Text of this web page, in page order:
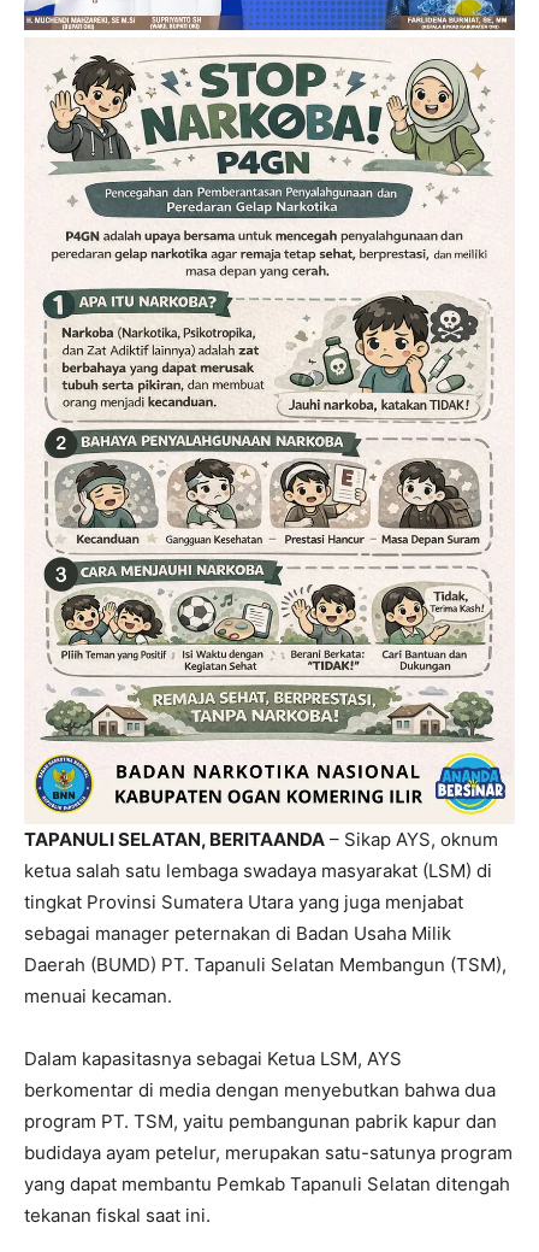
TAPANULI SELATAN, BERITAANDA – Sikap AYS, oknum
ketua salah satu lembaga swadaya masyarakat (LSM) di
tingkat Provinsi Sumatera Utara yang juga menjabat
sebagai manager peternakan di Badan Usaha Milik
Daerah (BUMD) PT. Tapanuli Selatan Membangun (TSM),
menuai kecaman.
Dalam kapasitasnya sebagai Ketua LSM, AYS
berkomentar di media dengan menyebutkan bahwa dua
program PT. TSM, yaitu pembangunan pabrik kapur dan
budidaya ayam petelur, merupakan satu-satunya program
yang dapat membantu Pemkab Tapanuli Selatan ditengah
tekanan fiskal saat ini.